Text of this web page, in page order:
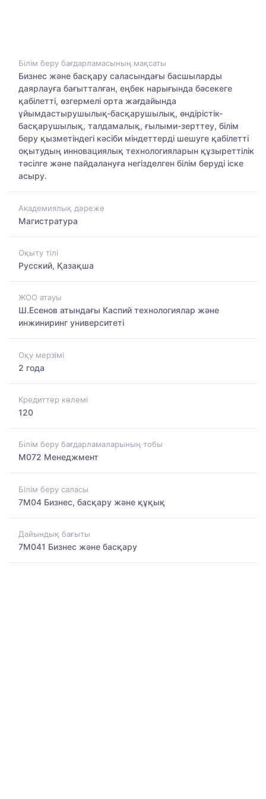
Білім беру бағдарламасының мақсаты
Бизнес және басқару саласындағы басшыларды
даярлауға бағытталған, еңбек нарығында бәсекеге
қабілетті, өзгермелі орта жағдайында
ұйымдастырушылық-басқарушылық, өндірістік-
басқарушылық, талдамалық, ғылыми-зерттеу, білім
беру қызметіндегі кәсіби міндеттерді шешуге қабілетті
оқытудың инновациялық технологияларын құзыреттілік
тәсілге және пайдалануға негізделген білім беруді іске
асыру.
Академиялық дәреже
Магистратура
Оқыту тілі
Русский, Қазақша
ЖОО атауы
Ш.Есенов атындағы Каспий технологиялар және
инжиниринг университеті
Оқу мерзімі
2 года
Кредиттер көлемі
120
Білім беру бағдарламаларының тобы
M072 Менеджмент
Білім беру саласы
7M04 Бизнес, басқару және құқық
Дайындық бағыты
7M041 Бизнес және басқару